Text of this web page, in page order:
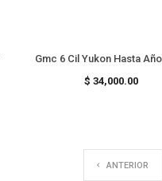
Gmc 6 Cil Yukon Hasta
Precio
$ 34,000.00
ANTERIOR